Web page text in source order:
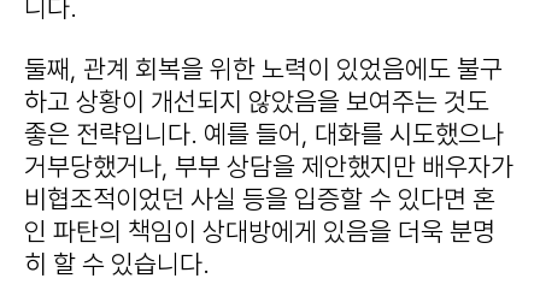
니다.
둘째, 관계 회복을 위한 노력이 있었음에도 불구
하고 상황이 개선되지 않았음을 보여주는 것도
좋은 전략입니다. 예를 들어, 대화를 시도했으나
거부당했거나, 부부 상담을 제안했지만 배우자가
비협조적이었던 사실 등을 입증할 수 있다면 혼
인 파탄의 책임이 상대방에게 있음을 더욱 분명
히 할 수 있습니다.